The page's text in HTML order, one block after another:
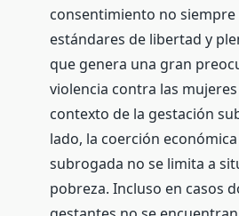
consentimiento no
estándares de libertad y
que genera una gran
violencia contra las
contexto de la gestación
lado, la coerción
subrogada no se limita a
pobreza. Incluso en casos